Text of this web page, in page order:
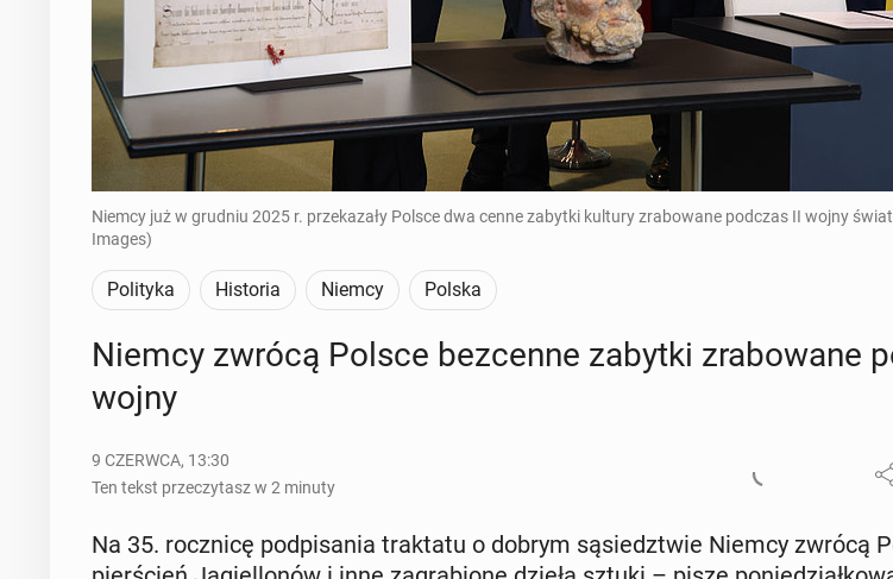
Niemcy już w grudniu 2025 r. przekazały Polsce dwa cenne zabytki kultury zrabowane podczas II wojny
Images)
Polityka Historia Niemcy Polska
Niemcy zwrócą Polsce bez­cen­ne zabytki zra­bo­wa­ne
wojny
9 CZERWCA, 13:30
Ten tekst przeczytasz w 2 minuty
Na 35. rocz­ni­cę pod­pi­sa­nia trak­ta­tu o dobrym są­siedz­twie Niemcy zwrócą